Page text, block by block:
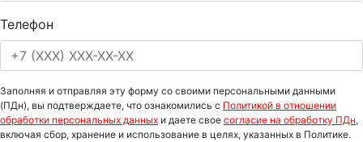
Телефон
Заполняя и отправляя эту форму со своими персональными данными
(ПДн), вы подтверждаете, что ознакомились с Политикой в отношении
обработки персональных данных и даете свое согласие на обработку ПДн,
включая сбор, хранение и использование в целях, указанных в Политике.